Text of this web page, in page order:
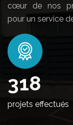
cœur de nos
pour un service
372
projets effectués